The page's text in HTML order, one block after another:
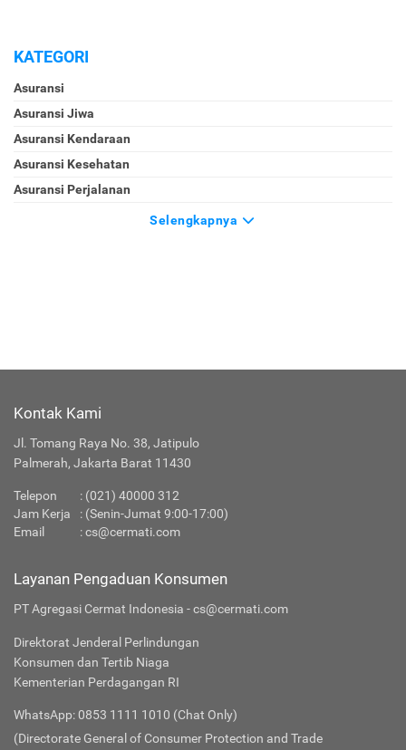
KATEGORI
Asuransi
Asuransi Jiwa
Asuransi Kendaraan
Asuransi Kesehatan
Asuransi Perjalanan
Selengkapnya
Kontak Kami
Jl. Tomang Raya No. 38, Jatipulo
Palmerah, Jakarta Barat 11430
Telepon : (021) 40000 312
Jam Kerja
: (Senin-Jumat 9:00-17:00)
Email
:cs@cermati.com
Layanan Pengaduan Konsumen
PT Agregasi Cermat Indonesia - cs@cermati.com
Direktorat Jenderal Perlindungan
Konsumen dan Tertib Niaga
Kementerian Perdagangan RI
WhatsApp: 0853 1111 1010 (Chat Only)
(Directorate General of Consumer Protection and Trade